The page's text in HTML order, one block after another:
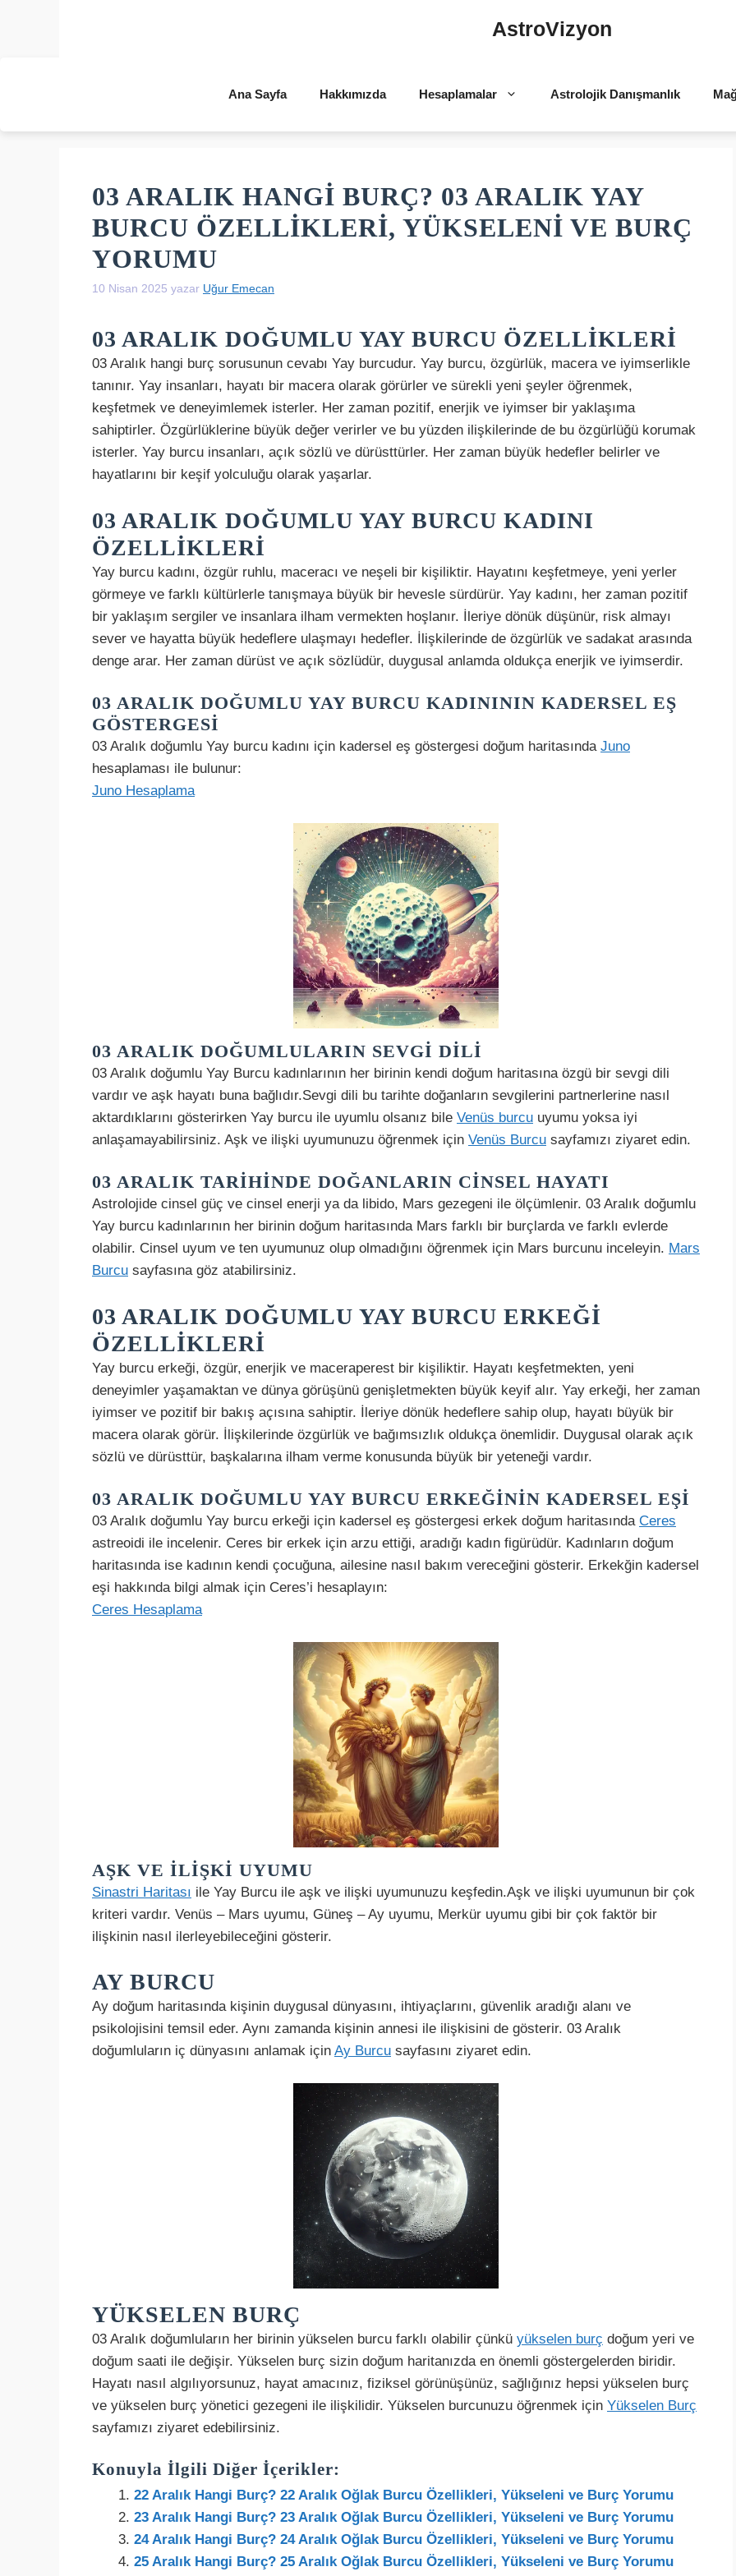
AstroVizyon
Ana Sayfa Hakkımızda Hesaplamalar Astrolojik Danışmanlık
03 ARALIK HANGI BURÇ? 03 ARALIK YAY
BURCU ÖZELLIKLERI, YÜKSELENI VE BURÇ
YORUMU
10 Nisan 2025 yazar Uğur Emecan
03 ARALIK DOĞUMLU YAY BURCU ÖZELLIKLERI
03 Aralık hangi burç sorusunun cevabı Yay burcudur. Yay burcu, özgürlük, macera ve iyimserlikle
tanınır. Yay insanları, hayatı bir macera olarak görürler ve sürekli yeni şeyler öğrenmek,
keşfetmek ve deneyimlemek isterler. Her zaman pozitif, enerjik ve iyimser bir yaklaşıma
sahiptirler. Özgürlüklerine büyük değer verirler ve bu yüzden ilişkilerinde de bu özgürlüğü korumak
isterler. Yay burcu insanları, açık sözlü ve dürüsttürler. Her zaman büyük hedefler belirler ve
hayatlarını bir keşif yolculuğu olarak yaşarlar.
03 ARALIK DOĞUMLU YAY BURCU KADINI
ÖZELLIKLERI
Yay burcu kadını, özgür ruhlu, maceracı ve neşeli bir kişiliktir. Hayatını keşfetmeye, yeni yerler
görmeye ve farklı kültürlerle tanışmaya büyük bir hevesle sürdürür. Yay kadını, her zaman pozitif
bir yaklaşım sergiler ve insanlara ilham vermekten hoşlanır. İleriye dönük düşünür, risk almayı
sever ve hayatta büyük hedeflere ulaşmayı hedefler. İlişkilerinde de özgürlük ve sadakat arasında
denge arar. Her zaman dürüst ve açık sözlüdür, duygusal anlamda oldukça enerjik ve iyimserdir.
03 ARALIK DOĞUMLU YAY BURCU KADINININ KADERSEL EŞ
GÖSTERGESI
03 Aralık doğumlu Yay burcu kadını için kadersel eş göstergesi doğum haritasında Juno
hesaplaması ile bulunur:
Juno Hesaplama
03 ARALIK DOĞUMLULARIN SEVGI DILI
03 Aralık doğumlu Yay Burcu kadınlarının her birinin kendi doğum haritasına özgü bir sevgi dili
vardır ve aşk hayatı buna bağlıdır.Sevgi dili bu tarihte doğanların sevgilerini partnerlerine nasıl
aktardıklarını gösterirken Yay burcu ile uyumlu olsanız bile Venüs burcu uyumu yoksa iyi
anlaşamayabilirsiniz. Aşk ve ilişki uyumunuzu öğrenmek için Venüs Burcu sayfamızı ziyaret edin.
03 ARALIK TARIHINDE DOĞANLARIN CINSEL HAYATI
Astrolojide cinsel güç ve cinsel enerji ya da libido, Mars gezegeni ile ölçümlenir. 03 Aralık doğumlu
Yay burcu kadınlarının her birinin doğum haritasında Mars farklı bir burçlarda ve farklı evlerde
olabilir. Cinsel uyum ve ten uyumunuz olup olmadığını öğrenmek için Mars burcunu inceleyin. Mars
Burcu sayfasına göz atabilirsiniz.
03 ARALIK DOĞUMLU YAY BURCU ERKEĞI
ÖZELLIKLERI
Yay burcu erkeği, özgür, enerjik ve maceraperest bir kişiliktir. Hayatı keşfetmekten, yeni
deneyimler yaşamaktan ve dünya görüşünü genişletmekten büyük keyif alır. Yay erkeği, her zaman
iyimser ve pozitif bir bakış açısına sahiptir. İleriye dönük hedeflere sahip olup, hayatı büyük bir
macera olarak görür. İlişkilerinde özgürlük ve bağımsızlık oldukça önemlidir. Duygusal olarak açık
sözlü ve dürüsttür, başkalarına ilham verme konusunda büyük bir yeteneği vardır.
03 ARALIK DOĞUMLU YAY BURCU ERKEĞININ KADERSEL EŞI
03 Aralık doğumlu Yay burcu erkeği için kadersel eş göstergesi erkek doğum haritasında Ceres
astreoidi ile incelenir. Ceres bir erkek için arzu ettiği, aradığı kadın figürüdür. Kadınların doğum
haritasında ise kadının kendi çocuğuna, ailesine nasıl bakım vereceğini gösterir. Erkekğin kadersel
eşi hakkında bilgi almak için Ceres’i hesaplayın:
Ceres Hesaplama
AŞK VE İLIŞKI UYUMU
Sinastri Haritası ile Yay Burcu ile aşk ve ilişki uyumunuzu keşfedin.Aşk ve ilişki uyumunun bir çok
kriteri vardır. Venüs – Mars uyumu, Güneş – Ay uyumu, Merkür uyumu gibi bir çok faktör bir
ilişkinin nasıl ilerleyebileceğini gösterir.
AY BURCU
Ay doğum haritasında kişinin duygusal dünyasını, ihtiyaçlarını, güvenlik aradığı alanı ve
psikolojisini temsil eder. Aynı zamanda kişinin annesi ile ilişkisini de gösterir. 03 Aralık
doğumluların iç dünyasını anlamak için Ay Burcu sayfasını ziyaret edin.
YÜKSELEN BURÇ
03 Aralık doğumluların her birinin yükselen burcu farklı olabilir çünkü yükselen burç doğum yeri ve
doğum saati ile değişir. Yükselen burç sizin doğum haritanızda en önemli göstergelerden biridir.
Hayatı nasıl algılıyorsunuz, hayat amacınız, fiziksel görünüşünüz, sağlığınız hepsi yükselen burç
ve yükselen burç yönetici gezegeni ile ilişkilidir. Yükselen burcunuzu öğrenmek için Yükselen Burç
sayfamızı ziyaret edebilirsiniz.
Konuyla İlgili Diğer İçerikler:
22 Aralık Hangi Burç? 22 Aralık Oğlak Burcu Özellikleri, Yükseleni ve Burç Yorumu
23 Aralık Hangi Burç? 23 Aralık Oğlak Burcu Özellikleri, Yükseleni ve Burç Yorumu
24 Aralık Hangi Burç? 24 Aralık Oğlak Burcu Özellikleri, Yükseleni ve Burç Yorumu
25 Aralık Hangi Burç? 25 Aralık Oğlak Burcu Özellikleri, Yükseleni ve Burç Yorumu